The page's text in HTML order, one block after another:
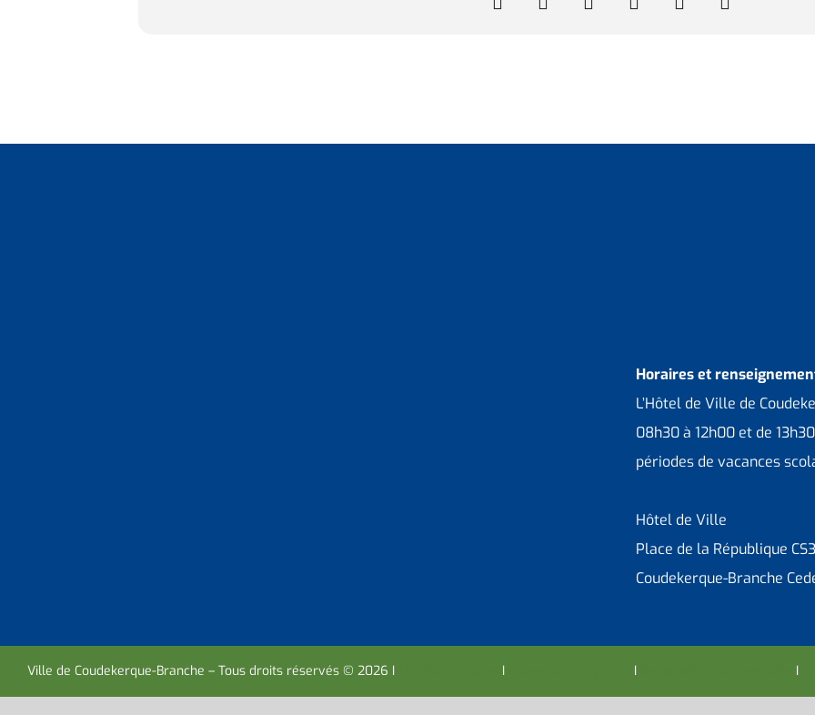
Horaires et
L’Hôtel de Ville de
08h30 à 12h00 et de
périodes de vacances
Hôtel de Ville
Place de la République
Coudekerque-Branche
Ville de Coudekerque-Branche – Tous droits réservés © 2026 I I I I